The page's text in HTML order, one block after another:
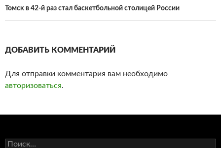
записям
Томск в 42-й раз стал баскетбольной столицей России
ДОБАВИТЬ КОММЕНТАРИЙ
Для отправки комментария вам необходимо
авторизоваться.
Н